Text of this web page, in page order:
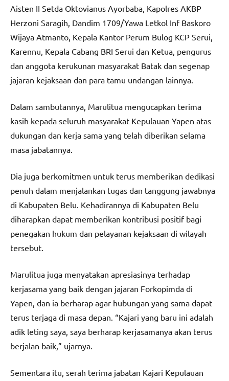
Aisten II Setda Oktovianus Ayorbaba, Kapolres AKBP
Herzoni Saragih, Dandim 1709/Yawa Letkol Inf Baskoro
Wijaya Atmanto, Kepala Kantor Perum Bulog KCP Serui,
Karennu, Kepala Cabang BRI Serui dan Ketua, pengurus
dan anggota kerukunan masyarakat Batak dan segenap
jajaran kejaksaan dan para tamu undangan lainnya.
Dalam sambutannya, Marulitua mengucapkan terima
kasih kepada seluruh masyarakat Kepulauan Yapen atas
dukungan dan kerja sama yang telah diberikan selama
masa jabatannya.
Dia juga berkomitmen untuk terus memberikan dedikasi
penuh dalam menjalankan tugas dan tanggung jawabnya
di Kabupaten Belu. Kehadirannya di Kabupaten Belu
diharapkan dapat memberikan kontribusi positif bagi
penegakan hukum dan pelayanan kejaksaan di wilayah
tersebut.
Marulitua juga menyatakan apresiasinya terhadap
kerjasama yang baik dengan jajaran Forkopimda di
Yapen, dan ia berharap agar hubungan yang sama dapat
terus terjaga di masa depan. “Kajari yang baru ini adalah
adik leting saya, saya berharap kerjasamanya akan terus
berjalan baik,” ujarnya.
Sementara itu, serah terima jabatan Kajari Kepulauan